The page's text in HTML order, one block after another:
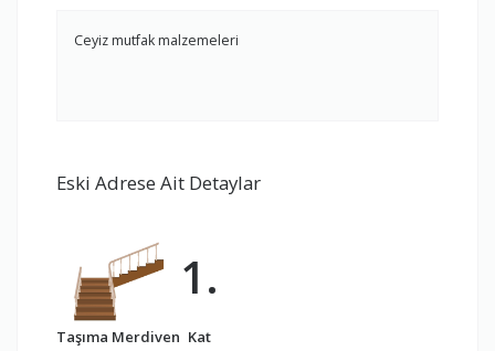
Ceyiz mutfak malzemeleri
Eski Adrese Ait Detaylar
Taşıma Merdiven
1.
Kat